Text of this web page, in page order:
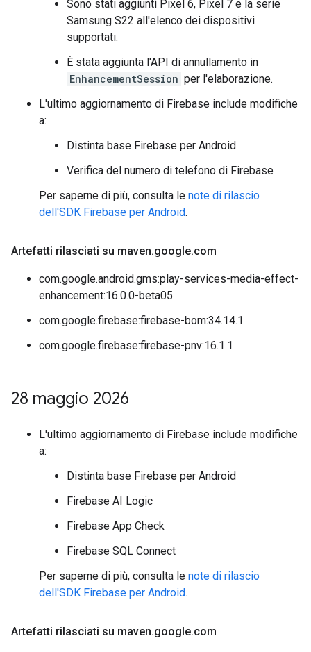
Sono stati aggiunti Pixel 6, Pixel 7 e la serie
Samsung S22 all'elenco dei dispositivi
supportati.
È stata aggiunta l'API di annullamento in
EnhancementSession per l'elaborazione.
L'ultimo aggiornamento di Firebase include modifiche
a:
Distinta base Firebase per Android
Verifica del numero di telefono di Firebase
Per saperne di più, consulta le note di rilascio
dell'SDK Firebase per Android.
Artefatti rilasciati su maven.google.com
com.google.android.gms:play-services-media-effect-
enhancement:16.0.0-beta05
com.google.firebase:firebase-bom:34.14.1
com.google.firebase:firebase-pnv:16.1.1
28 maggio 2026
L'ultimo aggiornamento di Firebase include modifiche
a:
Distinta base Firebase per Android
Firebase AI Logic
Firebase App Check
Firebase SQL Connect
Per saperne di più, consulta le note di rilascio
dell'SDK Firebase per Android.
Artefatti rilasciati su maven.google.com